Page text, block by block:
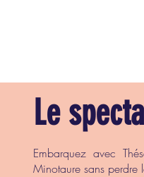
Le
Embarquez avec
Minotaure sans perdre